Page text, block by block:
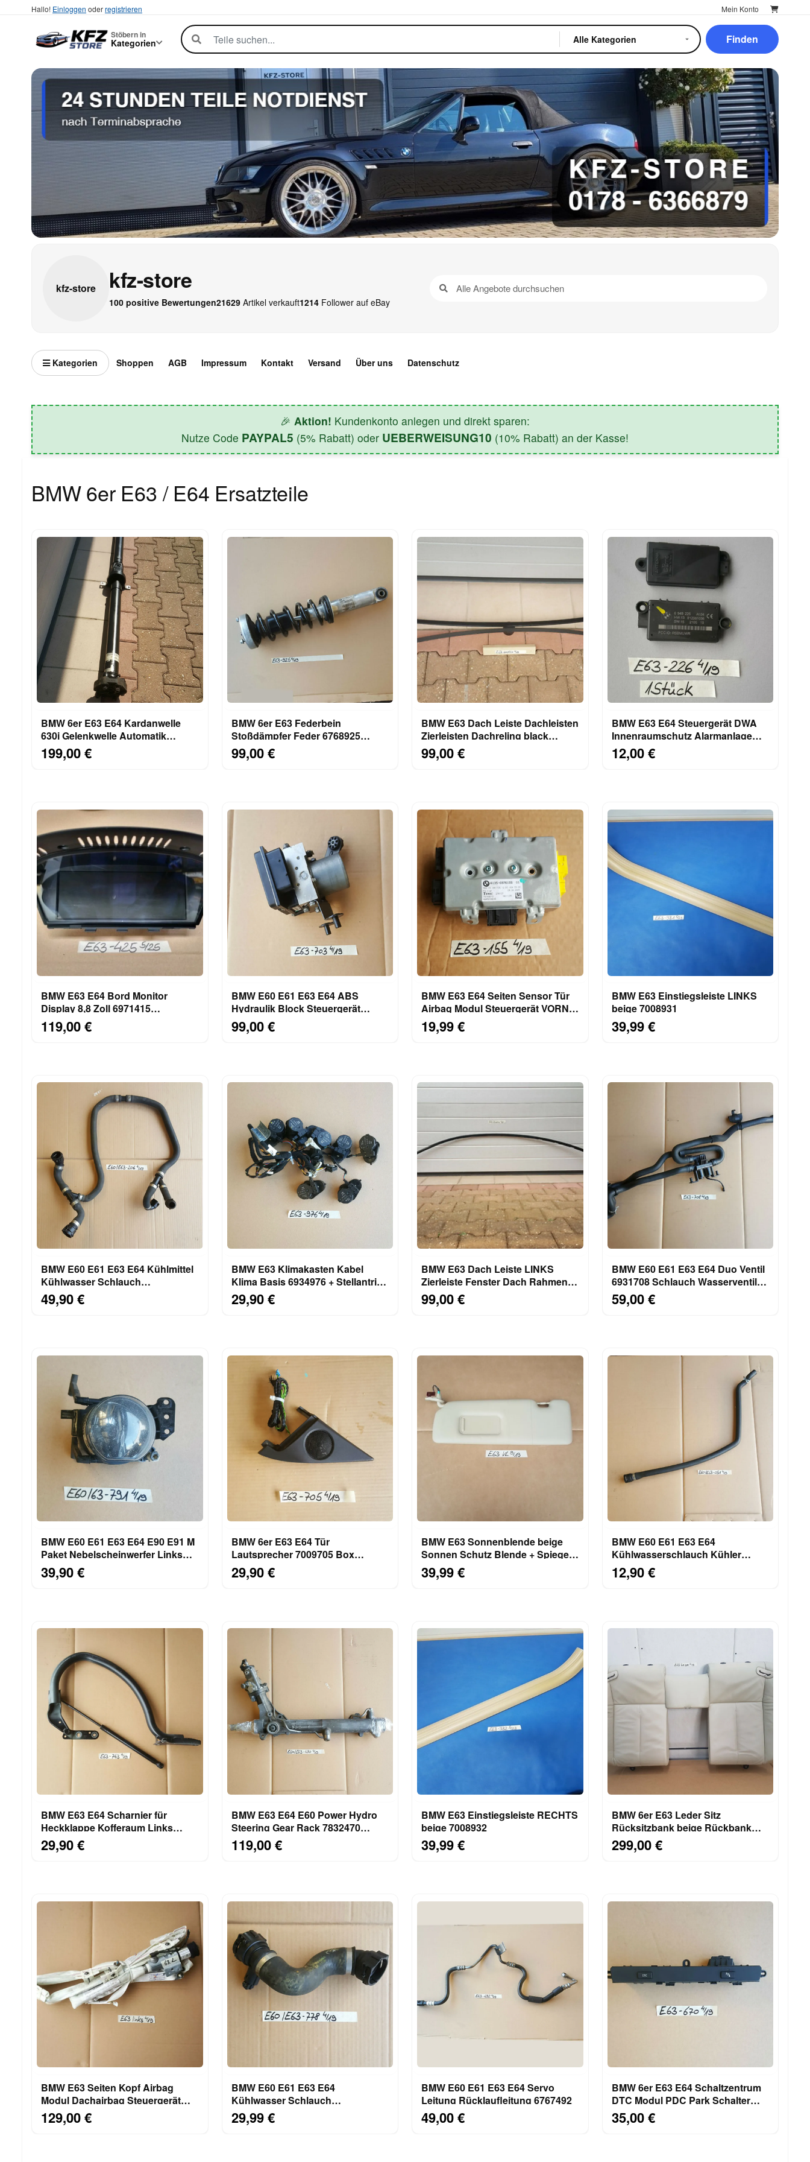
Hallo! Einloggen oderregistrieren Mein Konto
Stöbern in
Kategorien Finden
kfz-store kfz-store
100 positive Bewertungen21629 Artikel verkauft1214 Follower auf eBay
Kategorien Shoppen AGB Impressum Kontakt Versand Über uns Datenschutz
🎉 Aktion! Kundenkonto anlegen und direkt sparen:
Nutze Code PAYPAL5 (5% Rabatt) oder UEBERWEISUNG10 (10% Rabatt) an der Kasse!
BMW 6er E63 / E64 Ersatzteile
BMW 6er E63 E64 Kardanwelle
630i Gelenkwelle Automatik
Getriebe Welle 7549471
199,00 €
BMW 6er E63 Federbein
Stoßdämpfer Feder 6768925
hinten rechts od.links
99,00 €
BMW E63 Dach Leiste Dachleisten
Zierleisten Dachreling black
saphir schwarz 475
99,00 €
BMW E63 E64 Steuergerät DWA
Innenraumschutz Alarmanlage
6949226
12,00 €
BMW E63 E64 Bord Monitor
Display 8,8 Zoll 6971415
Navigation Bildschirm 6962425
119,00 €
BMW E60 E61 E63 E64 ABS
Hydraulik Block Steuergerät
Hydroaggregat DSC 6769703
99,00 €
BMW E63 E64 Seiten Sensor Tür
Airbag Modul Steuergerät VORNE
LINKS 6976155
19,99 €
BMW E63 Einstiegsleiste LINKS
beige 7008931
39,99 €
BMW E60 E61 E63 E64 Kühlmittel
Kühlwasser Schlauch
Rücklaufschlauch 7542206
49,90 €
BMW E63 Klimakasten Kabel
Klima Basis 6934976 + Stellantrieb
Heizung 6942991
29,90 €
BMW E63 Dach Leiste LINKS
Zierleiste Fenster Dach Rahmen
Shadow Line schwarz
99,00 €
BMW E60 E61 E63 E64 Duo Ventil
6931708 Schlauch Wasserventil
Heizkörper 691075
59,00 €
BMW E60 E61 E63 E64 E90 E91 M
Paket Nebelscheinwerfer Links
6910791
39,90 €
BMW 6er E63 E64 Tür
Lautsprecher 7009705 Box
6931641
29,90 €
BMW E63 Sonnenblende beige
Sonnen Schutz Blende + Spiegel
LINKS beleuchtet
39,99 €
BMW E60 E61 E63 E64
Kühlwasserschlauch Kühler
Schlauch 6932051
12,90 €
BMW E63 E64 Scharnier für
Heckklappe Kofferaum Links
7008743 Dämpfer 7008764
29,90 €
BMW E63 E64 E60 Power Hydro
Steering Gear Rack 7832470
Lenkgetriebe RECHTSLENKER
119,00 €
BMW E63 Einstiegsleiste RECHTS
beige 7008932
39,99 €
BMW 6er E63 Leder Sitz
Rücksitzbank beige Rückbank
Oberteil ohne Kopfstützen
299,00 €
BMW E63 Seiten Kopf Airbag
Modul Dachairbag Steuergerät
VORNE LINKS
129,00 €
BMW E60 E61 E63 E64
Kühlwasser Schlauch
Rücklaufschlauch 7521778
29,99 €
BMW E60 E61 E63 E64 Servo
Leitung Rücklaufleitung 6767492
49,00 €
BMW 6er E63 E64 Schaltzentrum
DTC Modul PDC Park Schalter
Leiste 6956670
35,00 €